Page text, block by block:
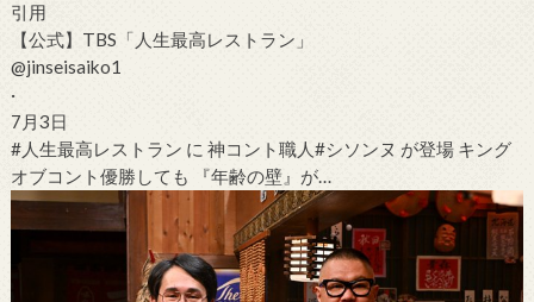
引用
【公式】TBS「人生最高レストラン」
@jinseisaiko1
·
7月3日
#人生最高レストラン に 神コント職人#シソンヌ が登場キング
オブコント優勝しても 『年齢の壁』が…